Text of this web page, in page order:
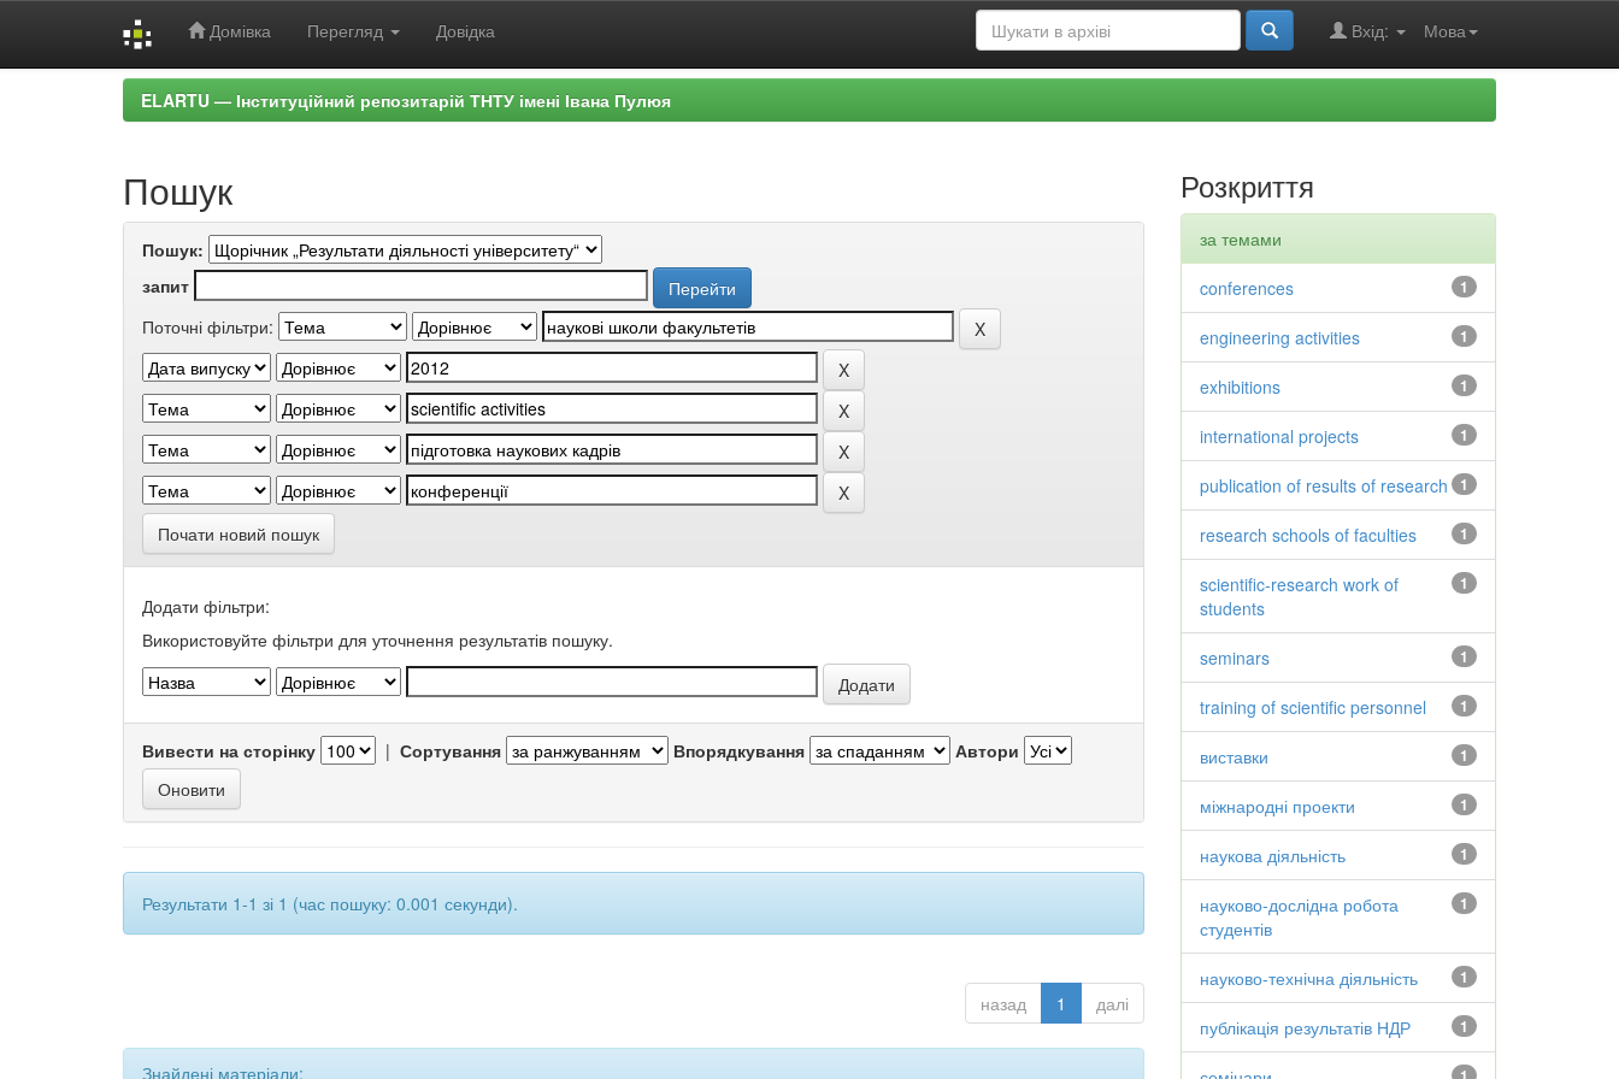
Домівка Перегляд Довідка Мова
Вхід:
ELARTU — Інституційний репозитарій ТНТУ імені Івана Пулюя
Пошук
Пошук:
запит
Поточні фільтри:
Почати новий пошук
Додати фільтри:
Використовуйте фільтри для уточнення результатів пошуку.
Вивести на сторінку | Сортування Впорядкування Автори
Результати 1-1 зі 1 (час пошуку: 0.001 секунди).
назад 1 далі
Знайдені матеріали:
Розкриття
за темами
1
conferences
1
engineering activities
1
exhibitions
1
international projects
1
publication of results of research
1
research schools of faculties
1
scientific-research work of
students
1
seminars
1
training of scientific personnel
1
виставки
1
міжнародні проекти
1
наукова діяльність
1
науково-дослідна робота
студентів
1
науково-технічна діяльність
1
публікація результатів НДР